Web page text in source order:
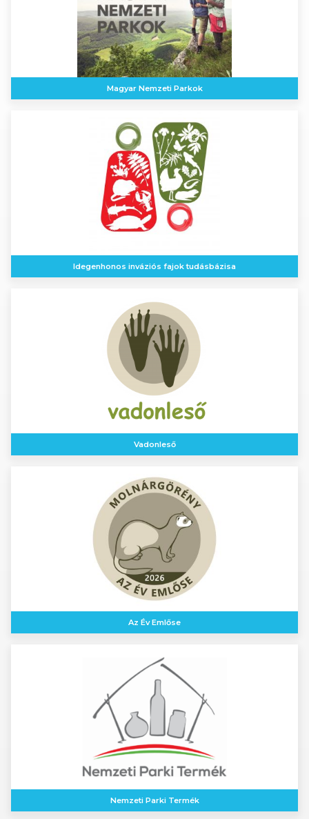
Magyar Nemzeti Parkok
Idegenhonos inváziós fajok tudásbázisa
Vadonleső
Az Év Emlőse
Nemzeti Parki Termék